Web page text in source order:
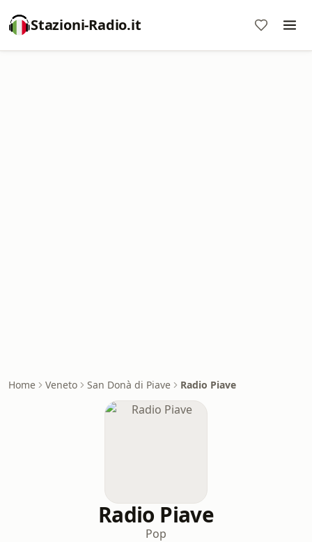
Stazioni-Radio.it
Home Veneto San Donà di Piave Radio Piave
Radio Piave
Pop